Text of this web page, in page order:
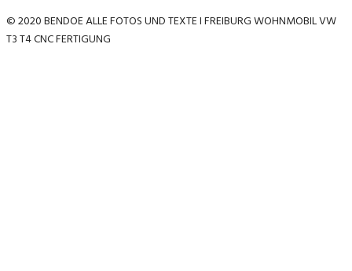
© 2020 BENDOE ALLE FOTOS UND TEXTE I FREIBURG WOHNMOBIL VW
T3 T4 CNC FERTIGUNG